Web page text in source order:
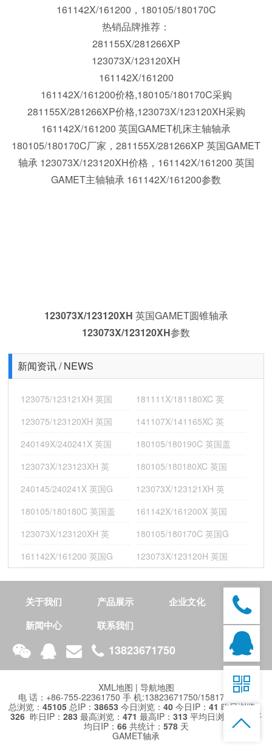
181111X/181180XC 英国GAMET机床轴承;210095/210170G
161142X/161200，180105/180170C
热销品牌推荐：
281155X/281266XP
123073X/123120XH
161142X/161200
161142X/161200价格,180105/180170C采购
281155X/281266XP价格,123073X/123120XH采购
161142X/161200 英国GAMET机床主轴轴承
180105/180170C厂家， 281155X/281266XP 英国GAMET
轴承 123073X/123120XH价格， 161142X/161200 英国
GAMET主轴轴承 161142X/161200参数
123073X/123120XH 英国GAMET圆锥轴承
123073X/123120XH参数
新闻资讯 / NEWS
123075/123121XH 英国
181111X/181180XC 英
123075/123120XH 英国
141107X/141165XC 英
240149X/240241X 英国
180105/180190C 英国盖
123073X/123123XH 英
180105/180180XC 英国
240145/240241X 英国G
123073X/123121XH 英
180105/180180C 英国盖
161142X/161200X 英国
123073X/123120XH 英
180105/180170C 英国G
161142X/161200 英国G
123073X/123120H 英国
合
广
关于我们 产品展示
企业文化
新闻中心
联系我们
13823671750
XML地图 | 导航地图
电 话：+86-755-22361750 手 机:13823671750/15817430473
总浏览： 45105 总IP： 38653 今日浏览： 40 今日IP： 41 昨日浏览：
326 昨日IP： 283 最高浏览： 471 最高IP： 313 平均日浏览：78
平
均日IP： 66共统计： 578天
GAMET轴承

